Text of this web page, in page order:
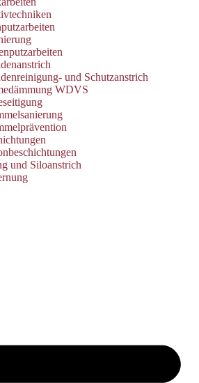
und Schutzanstrich
WDVS
und Siloanstrich